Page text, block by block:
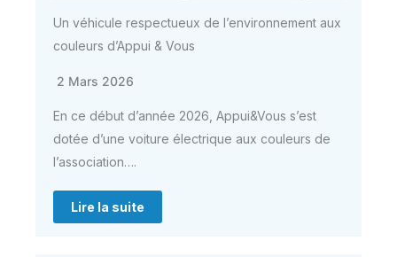
Un véhicule respectueux de l’environnement aux
couleurs d’Appui & Vous
2 Mars 2026
En ce début d’année 2026, Appui&Vous s’est
dotée d’une voiture électrique aux couleurs de
l’association….
Lire la suite